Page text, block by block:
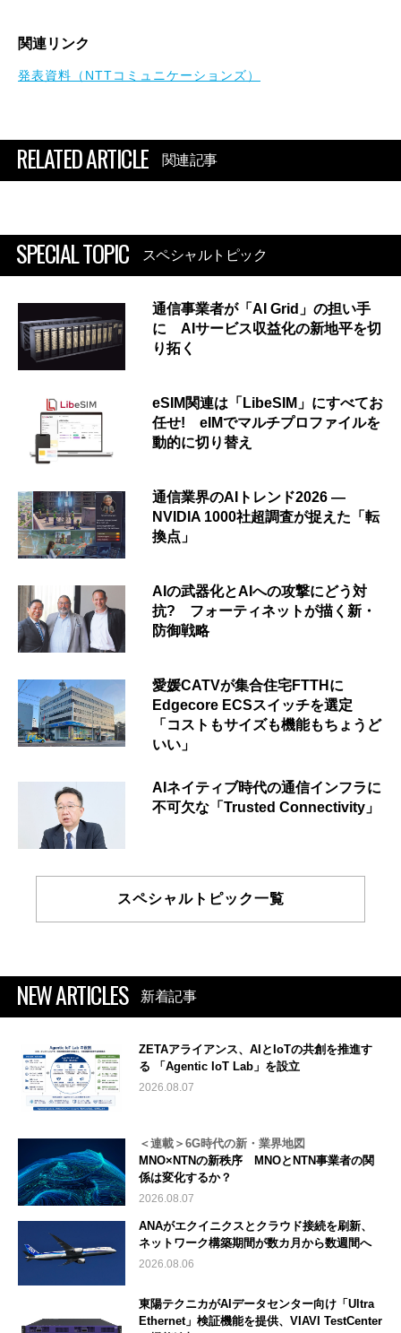
関連リンク
発表資料（NTTコミュニケーションズ）
RELATED ARTICLE 関連記事
SPECIAL TOPIC スペシャルトピック
通信事業者が「AI Grid」の担い手
に AIサービス収益化の新地平を切
り拓く
eSIM関連は「LibeSIM」にすべてお
任せ! eIMでマルチプロファイルを
動的に切り替え
通信業界のAIトレンド2026 ―
NVIDIA 1000社超調査が捉えた「転
換点」
AIの武器化とAIへの攻撃にどう対
抗? フォーティネットが描く新・
防御戦略
愛媛CATVが集合住宅FTTHに
Edgecore ECSスイッチを選定
「コストもサイズも機能もちょうど
いい」
AIネイティブ時代の通信インフラに
不可欠な「Trusted Connectivity」
スペシャルトピック一覧
NEW ARTICLES 新着記事
ZETAアライアンス、AIとIoTの共創を推進す
る 「Agentic IoT Lab」を設立
2026.08.07
＜連載＞6G時代の新・業界地図
MNO×NTNの新秩序 MNOとNTN事業者の関
係は変化するか？
2026.08.07
ANAがエクイニクスとクラウド接続を刷新、
ネットワーク構築期間が数カ月から数週間へ
2026.08.06
東陽テクニカがAIデータセンター向け「Ultra
Ethernet」検証機能を提供、VIAVI TestCenter